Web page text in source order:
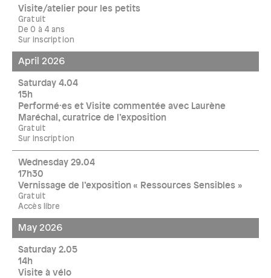
Visite/atelier pour les petits
Gratuit
De 0 à 4 ans
Sur inscription
April 2026
Saturday 4.04
15h
Performé·es et Visite commentée avec Laurène
Maréchal, curatrice de l’exposition
Gratuit
Sur inscription
Wednesday 29.04
17h30
Vernissage de l’exposition « Ressources Sensibles »
Gratuit
Accès libre
May 2026
Saturday 2.05
14h
Visite à vélo